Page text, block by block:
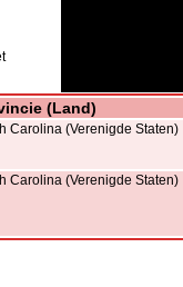
(Land)
Carolina (Verenigde Staten)
Carolina (Verenigde Staten)